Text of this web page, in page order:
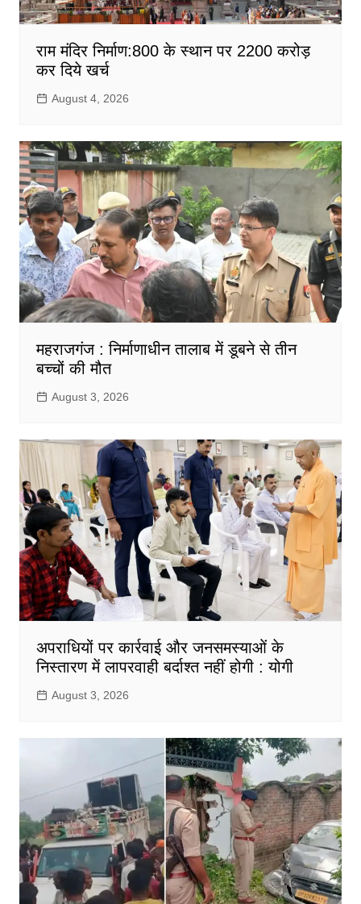
राम मंदिर निर्माण:800 के स्थान पर 2200 करोड़
कर दिये खर्च
August 4, 2026
महराजगंज : निर्माणाधीन तालाब में डूबने से तीन
बच्चों की मौत
August 3, 2026
अपराधियों पर कार्रवाई और जनसमस्याओं के
निस्तारण में लापरवाही बर्दाश्त नहीं होगी : योगी
August 3, 2026